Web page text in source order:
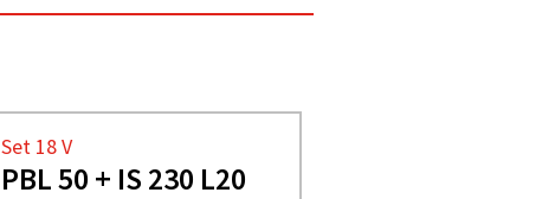
Set 18 V
PBL 50 + IS 230 L20